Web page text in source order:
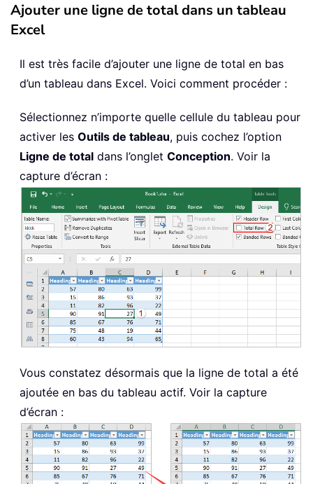
Ajouter une ligne de total dans un tableau
Excel
Il est très facile d’ajouter une ligne de total en bas
d’un tableau dans Excel. Voici comment procéder :
Sélectionnez n’importe quelle cellule du tableau pour
activer les Outils de tableau, puis cochez l’option
Ligne de total dans l’onglet Conception. Voir la
capture d’écran :
Vous constatez désormais que la ligne de total a été
ajoutée en bas du tableau actif. Voir la capture
d’écran :